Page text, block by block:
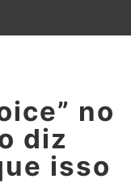
no
diz
isso